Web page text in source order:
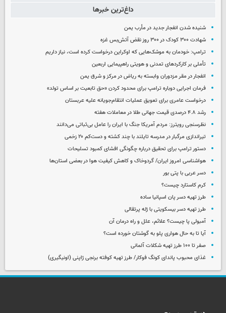
داغ‌ترین خبرها
شنیده شدن انفجار جدید در مأرب یمن
شهادت ۳۰۰ کودک در ۳۰۰ روز نقض آتش‌بس غزه
ترامپ: خودمان به موشک‌هایی که اوکراین درخواست کرده است، نیاز داریم
تأملی بر کارکردهای تمدنی و هویتی راهپیمایی اربعین
انفجار در مقر مزدوران وابسته به ریاض در مرکز و شرق یمن
فرمان اجرایی دوباره ترامپ برای محدود کردن «حق تابعیت بر اساس تولد»
درخواست عامری برای تعویق عملیات انتقام‌جویانه علیه عربستان
رشد ۴.۸ درصدی قیمت جهانی طلا در معاملات هفته
نظرسنجی رویترز: مردم آمریکا جنگ با ایران را عامل بی‌ثباتی می‌دانند
تیراندازی مرگبار در مدرسه‌ تایلند با چند کشته و دست‌کم ۲۰ زخمی
دستور ترامپ برای تحقیق درباره چگونگی افشای کمبود تسلیحات
هواشناسی امروز ایران/ گردوخاک و کاهش کیفیت هوا در بعضی استان‌ها
دسر عربی با پتی بور
کرم کاستارد چیست؟
طرز تهیه دسر پان اسپانیا ساده
طرز تهیه دسر بیسکویتی با ژله پرتقالی
آمبولی پا چیست؟ علائم، علل و راه درمان آن
آیا تا به حال هواری پلو به گوشتان خورده است؟
صفر تا ۱۰۰ طرز تهیه شکلات آلمانی
غذای محبوب پاندای کونگ فوکار/ طرز تهیه کوفته برنجی ژاپنی (اونیگیری)